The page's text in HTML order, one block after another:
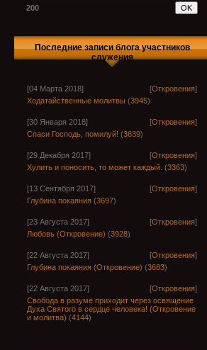
200
Последние записи блога участников
служения
[04 Марта 2018] [Откровения]
Ходатайственные молитвы (3945)
[30 Января 2018] [Откровения]
Спаси Господь, помилуй! (3639)
[29 Декабря 2017] [Откровения]
Хулить и поносить, то может каждый. (3363)
[13 Сентября 2017] [Откровения]
Глубина покаяния (3697)
[23 Августа 2017] [Откровения]
Любовь (Откровение) (3928)
[22 Августа 2017] [Откровения]
Глубина покаяния (Откровение) (3683)
[22 Августа 2017] [Откровения]
Свобода в разуме приходит через освящение
Духа Святого в сердце человека! (Откровение
и молитва) (4144)